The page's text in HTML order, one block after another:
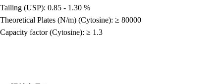
Tailing (USP): 0.85 - 1.30 %
Theoretical Plates (N/m) (Cytosine): ≥ 80000
Capacity factor (Cytosine): ≥ 1.3